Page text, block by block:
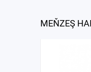
MEŇZEŞ